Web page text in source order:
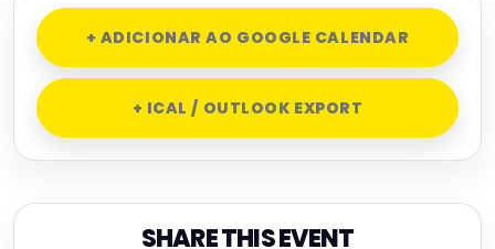
+ ADICIONAR AO GOOGLE CALENDAR
+ ICAL / OUTLOOK EXPORT
SHARE THIS EVENT